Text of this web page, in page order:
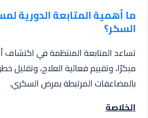
ما أهمية المتابعة الدورية
السكر؟
تساعد المتابعة المنتظمة في اكتشاف
مبكرًا، وتقييم فعالية العلاج، وتقليل
بالمضاعفات المرتبطة بمرض السكري.
الخلاصة